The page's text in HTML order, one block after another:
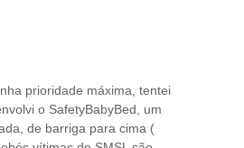
prioridade máxima, tentei
o SafetyBabyBed, um
de barriga para cima (